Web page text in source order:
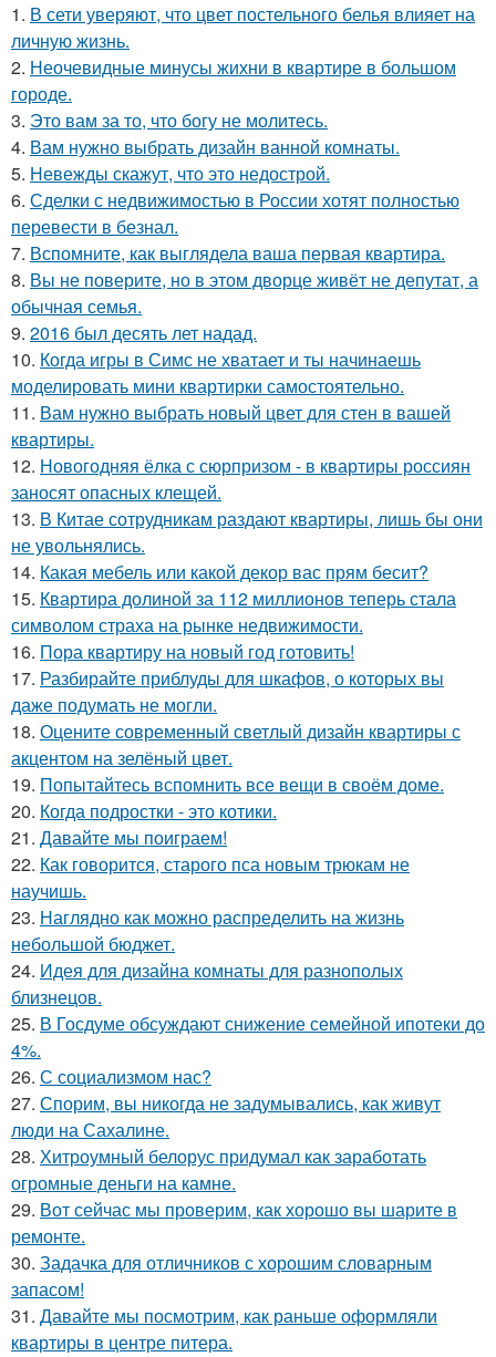
1. В сети уверяют, что цвет постельного белья влияет на
личную жизнь.
2. Неочевидные минусы жихни в квартире в большом
городе.
3. Это вам за то, что богу не молитесь.
4. Вам нужно выбрать дизайн ванной комнаты.
5. Невежды скажут, что это недострой.
6. Сделки с недвижимостью в России хотят полностью
перевести в безнал.
7. Вспомните, как выглядела ваша первая квартира.
8. Вы не поверите, но в этом дворце живёт не депутат, а
обычная семья.
9. 2016 был десять лет надад.
10. Когда игры в Симс не хватает и ты начинаешь
моделировать мини квартирки самостоятельно.
11. Вам нужно выбрать новый цвет для стен в вашей
квартиры.
12. Новогодняя ёлка с сюрпризом - в квартиры россиян
заносят опасных клещей.
13. В Китае сотрудникам раздают квартиры, лишь бы они
не увольнялись.
14. Какая мебель или какой декор вас прям бесит?
15. Квартира долиной за 112 миллионов теперь стала
символом страха на рынке недвижимости.
16. Пора квартиру на новый год готовить!
17. Разбирайте приблуды для шкафов, о которых вы
даже подумать не могли.
18. Оцените современный светлый дизайн квартиры с
акцентом на зелёный цвет.
19. Попытайтесь вспомнить все вещи в своём доме.
20. Когда подростки - это котики.
21. Давайте мы поиграем!
22. Как говорится, старого пса новым трюкам не
научишь.
23. Наглядно как можно распределить на жизнь
небольшой бюджет.
24. Идея для дизайна комнаты для разнополых
близнецов.
25. В Госдуме обсуждают снижение семейной ипотеки до
4%.
26. С социализмом нас?
27. Спорим, вы никогда не задумывались, как живут
люди на Сахалине.
28. Хитроумный белорус придумал как заработать
огромные деньги на камне.
29. Вот сейчас мы проверим, как хорошо вы шарите в
ремонте.
30. Задачка для отличников с хорошим словарным
запасом!
31. Давайте мы посмотрим, как раньше оформляли
квартиры в центре питера.